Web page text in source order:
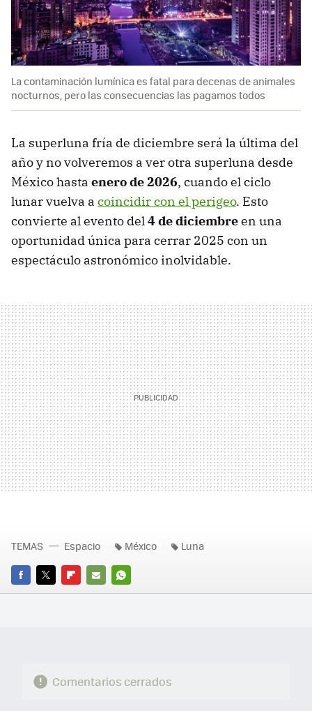
La contaminación lumínica es fatal para decenas de animales
nocturnos, pero las consecuencias las pagamos todos
La superluna fría de diciembre será la última del
año y no volveremos a ver otra superluna desde
México hasta enerode 2026, cuando el ciclo
lunar vuelva a coincidir con el perigeo. Esto
convierte al evento del4 de diciembreen una
oportunidad única para cerrar 2025 con un
espectáculo astronómico inolvidable.
FACEBOOK
TWITTERFLIPBOARD
E-
WHATSAPP
TEMAS Espacio México Luna
Comentarios cerrados